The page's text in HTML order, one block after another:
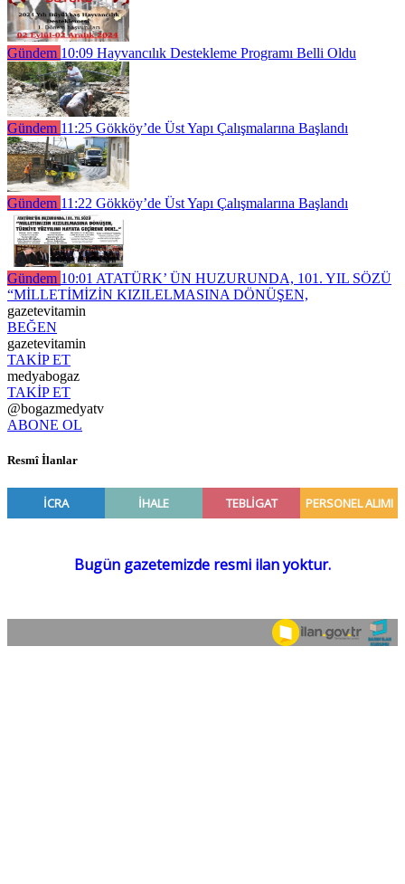
Gündem 10:09 Hayvancılık Destekleme Programı Belli Oldu
Gündem 11:25 Gökköy’de Üst Yapı Çalışmalarına Başlandı
Gündem 11:22 Gökköy’de Üst Yapı Çalışmalarına Başlandı
Gündem 10:01 ATATÜRK’ ÜN HUZURUNDA, 101. YIL SÖZÜ
“MİLLETİMİZİN KIZILELMASINA DÖNÜŞEN,
gazetevitamin
BEĞEN
gazetevitamin
TAKİP ET
medyabogaz
TAKİP ET
@bogazmedyatv
ABONE OL
Resmî İlanlar